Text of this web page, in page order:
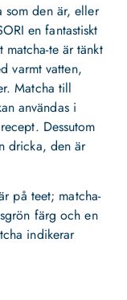
som den är, eller
en fantastiskt
te är tänkt
varmt vatten,
Matcha till
användas i
Dessutom
dricka, den är
på teet; matcha-
färg och en
indikerar